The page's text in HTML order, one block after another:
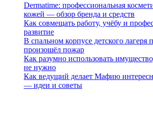
Dermatime: профессиональная
кожей — обзор бренда и средств
Как совмещать работу, учёбу и
развитие
В спальном корпусе детского лагеря
произошёл пожар
Как разумно использовать
не нужно
Как ведущий делает Мафию
— идеи и советы